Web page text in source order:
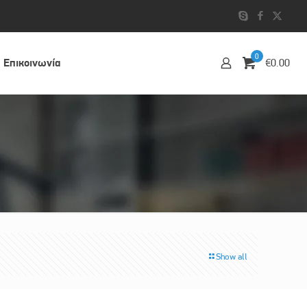
Επικοινωvία 0 €0.00
Show all